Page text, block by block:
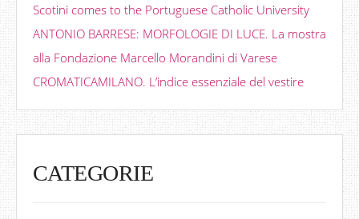
Scotini comes to the Portuguese Catholic University
ANTONIO BARRESE: MORFOLOGIE DI LUCE. La mostra
alla Fondazione Marcello Morandini di Varese
CROMATICAMILANO. L’indice essenziale del vestire
CATEGORIE